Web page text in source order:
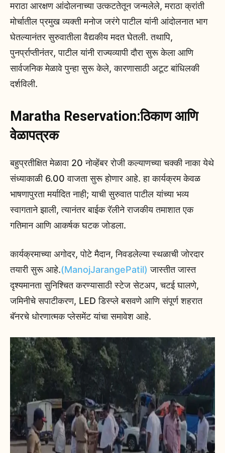
मराठा आरक्षण आंदोलनाच्या उत्कटतेतून जन्मलेले, मराठा क्रांती
मोर्चातील प्रमुख व्यक्ती मनोज जरंगे पाटील यांनी आंदोलनात भाग
घेतल्यानंतर सुरुवातीला वैद्यकीय मदत घेतली. तथापि,
पुनर्प्राप्तीनंतर, पाटील यांनी राज्यव्यापी दौरा सुरू केला आणि
सार्वजनिक मेळावे पुन्हा सुरू केले, कारणासाठी अटूट बांधिलकी
दर्शविली.
Maratha Reservation:ठिकाण आणि
वेळापत्रक
बहुप्रतीक्षित मेळावा 20 नोव्हेंबर रोजी कल्याणच्या चक्की नाका येथे
संध्याकाळी 6.00 वाजता सुरू होणार आहे. हा कार्यक्रम केवळ
भाषणापुरता मर्यादित नाही; याची सुरुवात पाटील यांच्या भव्य
स्वागताने झाली, त्यानंतर बाईक रॅलीने राजकीय तमाशात एक
गतिमान आणि आकर्षक घटक जोडला.
कार्यक्रमाच्या अगोदर, पोटे मैदान, निवडलेल्या स्थळाची जोरदार
तयारी सुरू आहे.(ManojJarangePatil) जास्तीत जास्त
दृश्यमानता सुनिश्चित करण्यासाठी स्टेज सेटअप, चटई घालणे,
जमिनीचे सपाटीकरण, LED डिस्प्ले बसवणे आणि संपूर्ण शहरात
बॅनरचे धोरणात्मक प्लेसमेंट यांचा समावेश आहे.